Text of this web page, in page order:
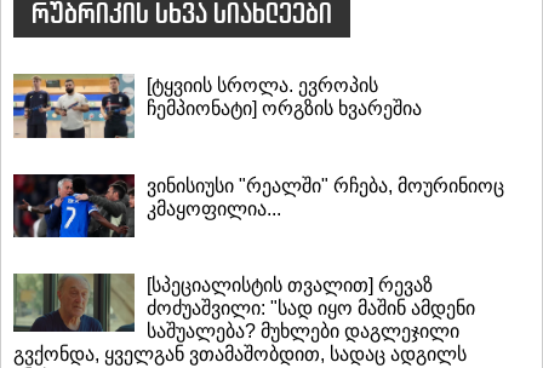
რუბრიკის სხვა სიახლეები
[ტყვიის სროლა. ევროპის
ჩემპიონატი] ორგზის ხვარეშია
ვინისიუსი "რეალში" რჩება, მოურინიოც
კმაყოფილია...
[სპეციალისტის თვალით] რევაზ
ძოძუაშვილი: "სად იყო მაშინ ამდენი
საშუალება? მუხლები დაგლეჯილი
გვქონდა, ყველგან ვთამაშობდით, სადაც ადგილს